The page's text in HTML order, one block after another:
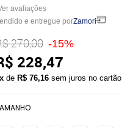
avaliações
e entregue porZamori
270,00 -15%
228,47
de R$ 76,16 sem juros no cartão